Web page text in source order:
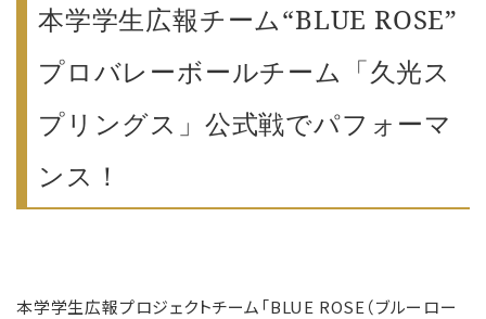
本学学生広報チーム“BLUE ROSE”
プロバレーボールチーム「久光ス
プリングス」公式戦でパフォーマ
ンス！
本学学生広報プロジェクトチーム「BLUE ROSE（ブルーロー